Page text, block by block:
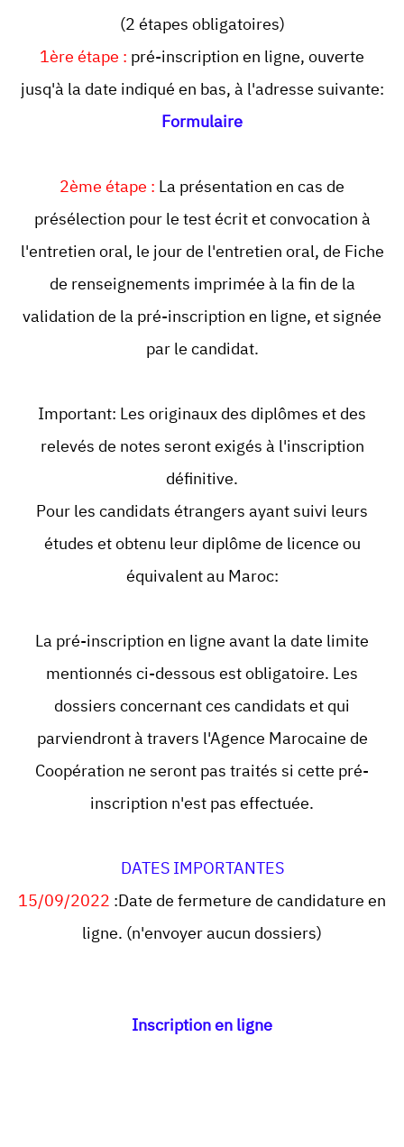
(2 étapes obligatoires)
1ère étape : pré-inscription en ligne, ouverte
jusq'à la date indiqué en bas, à l'adresse suivante:
Formulaire
2ème étape : La présentation en cas de
présélection pour le test écrit et convocation à
l'entretien oral, le jour de l'entretien oral, de Fiche
de renseignements imprimée à la fin de la
validation de la pré-inscription en ligne, et signée
par le candidat.
Important: Les originaux des diplômes et des
relevés de notes seront exigés à l'inscription
définitive.
Pour les candidats étrangers ayant suivi leurs
études et obtenu leur diplôme de licence ou
équivalent au Maroc:
La pré-inscription en ligne avant la date limite
mentionnés ci-dessous est obligatoire. Les
dossiers concernant ces candidats et qui
parviendront à travers l'Agence Marocaine de
Coopération ne seront pas traités si cette pré-
inscription n'est pas effectuée.
DATES IMPORTANTES
15/09/2022 :Date de fermeture de candidature en
ligne. (n'envoyer aucun dossiers)
Inscription en ligne